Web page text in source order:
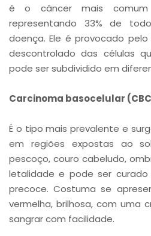
é o câncer mais comum
representando 33% de
doença. Ele é provocado
descontrolado das células
pode ser subdividido em
Carcinoma basocelular
É o tipo mais prevalente e
em regiões expostas ao
pescoço, couro cabeludo,
letalidade e pode ser
precoce. Costuma se
vermelha, brilhosa, com uma
sangrar com facilidade.